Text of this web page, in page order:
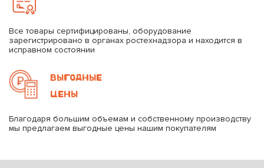
Все товары сертифицированы, оборудование
зарегистрировано в органах ростехнадзора и находится в
исправном состоянии
ВЫГОДНЫЕ
ЦЕНЫ
Благодаря большим объемам и собственному производству
мы предлагаем выгодные цены нашим покупателям